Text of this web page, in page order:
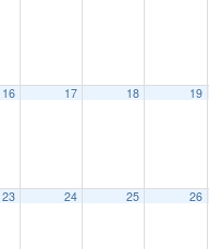
16 17 18 19
23 24 25 26